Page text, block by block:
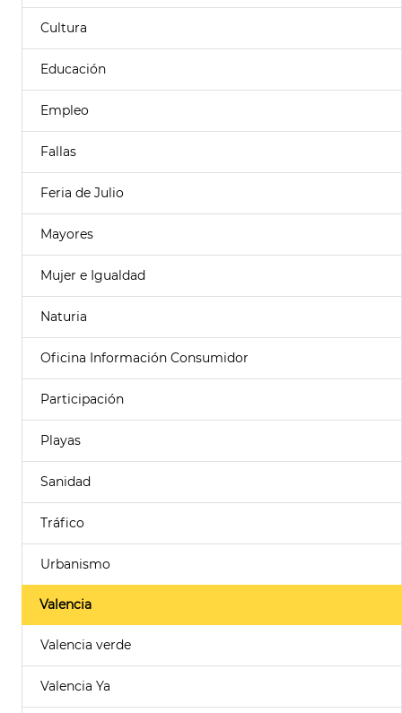
Cultura
Educación
Empleo
Fallas
Feria de Julio
Mayores
Mujer e Igualdad
Naturia
Oficina Información Consumidor
Participación
Playas
Sanidad
Tráfico
Urbanismo
Valencia
Valencia verde
Valencia Ya